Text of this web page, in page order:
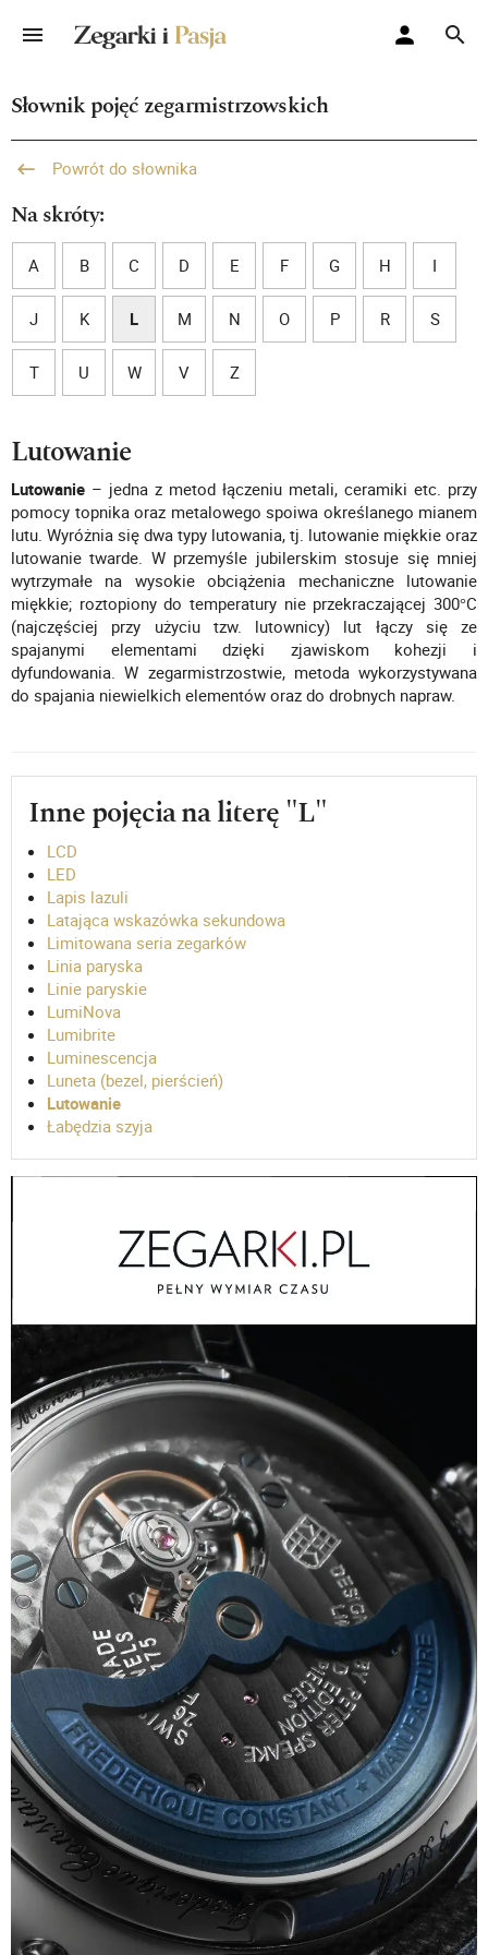
Słownik pojęć zegarmistrzowskich
Powrót do słownika
Na skróty:
A B C D E F G H I
J K L M N O P R S
T U W V Z
Lutowanie
Lutowanie – jedna z metod łączeniu metali, ceramiki etc. przy
pomocy topnika oraz metalowego spoiwa określanego mianem
lutu. Wyróżnia się dwa typy lutowania, tj. lutowanie miękkie oraz
lutowanie twarde. W przemyśle jubilerskim stosuje się mniej
wytrzymałe na wysokie obciążenia mechaniczne lutowanie
miękkie; roztopiony do temperatury nie przekraczającej 300°C
(najczęściej przy użyciu tzw. lutownicy) lut łączy się ze
spajanymi elementami dzięki zjawiskom kohezji i
dyfundowania. W zegarmistrzostwie, metoda wykorzystywana
do spajania niewielkich elementów oraz do drobnych napraw.
Inne pojęcia na literę "L"
LCD
LED
Lapis lazuli
Latająca wskazówka sekundowa
Limitowana seria zegarków
Linia paryska
Linie paryskie
LumiNova
Lumibrite
Luminescencja
Luneta (bezel, pierścień)
Lutowanie
Łabędzia szyja